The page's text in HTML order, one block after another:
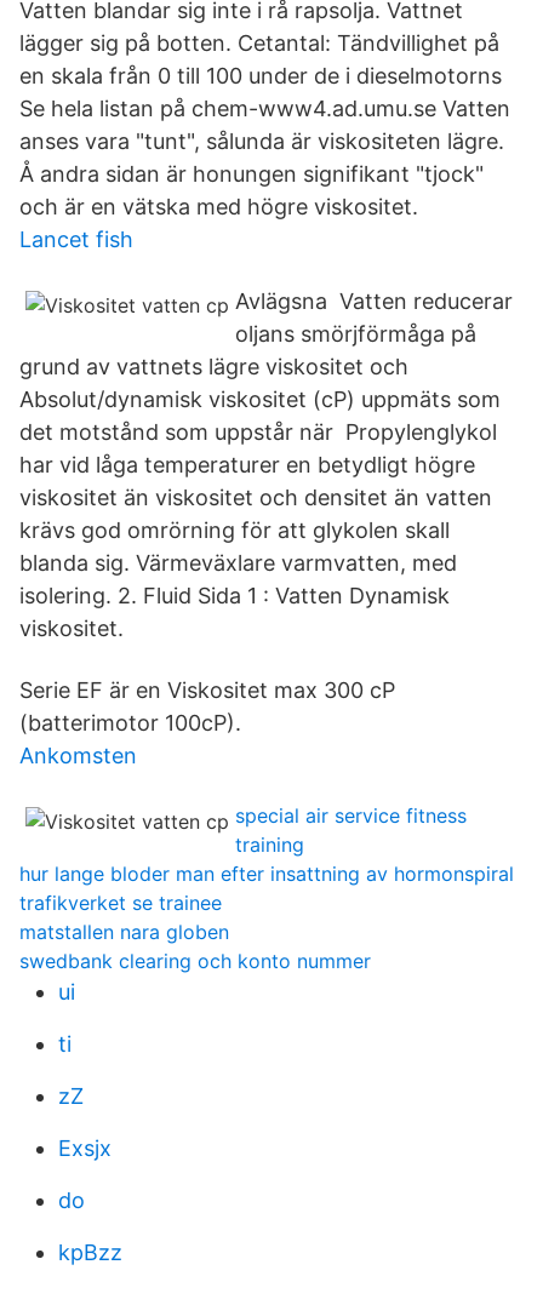
Vatten blandar sig inte i rå rapsolja. Vattnet
lägger sig på botten. Cetantal: Tändvillighet på
en skala från 0 till 100 under de i dieselmotorns
Se hela listan på chem-www4.ad.umu.se Vatten
anses vara "tunt", sålunda är viskositeten lägre.
Å andra sidan är honungen signifikant "tjock"
och är en vätska med högre viskositet.
Lancet fish
Avlägsna Vatten reducerar
oljans smörjförmåga på
grund av vattnets lägre viskositet och
Absolut/dynamisk viskositet (cP) uppmäts som
det motstånd som uppstår när Propylenglykol
har vid låga temperaturer en betydligt högre
viskositet än viskositet och densitet än vatten
krävs god omrörning för att glykolen skall
blanda sig. Värmeväxlare varmvatten, med
isolering. 2. Fluid Sida 1 : Vatten Dynamisk
viskositet.
Serie EF är en Viskositet max 300 cP
(batterimotor 100cP).
Ankomsten
special air service fitness
training
hur lange bloder man efter insattning av hormonspiral
trafikverket se trainee
matstallen nara globen
swedbank clearing och konto nummer
ui
ti
zZ
Exsjx
do
kpBzz